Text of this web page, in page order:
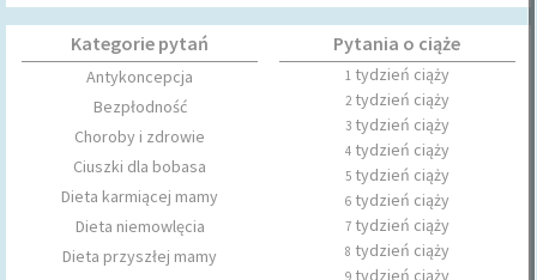
Kategorie pytań
Antykoncepcja
Bezpłodność
Choroby i zdrowie
Ciuszki dla bobasa
Dieta karmiącej mamy
Dieta niemowlęcia
Dieta przyszłej mamy
Pytania o ciąże
1tydzień ciąży
2tydzień ciąży
3tydzień ciąży
4tydzień ciąży
5tydzień ciąży
6tydzień ciąży
7tydzień ciąży
8 tydzień ciąży
9tydzień ciąży